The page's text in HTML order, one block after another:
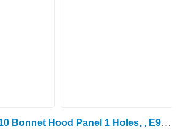
Ford 10 Series 7710 Bonnet Hood Panel 1 Holes, , E9nn16a724 D5NN16626B hauba za traktora na kotačima